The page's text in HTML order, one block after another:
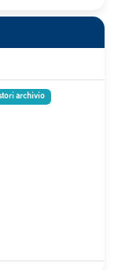
archivio